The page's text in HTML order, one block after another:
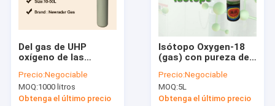
Gases raros
Gases electrónicos
Gases orgánicos
Gases isotópicos
Del gas de UHP
oxígeno de las
la especialidad O2 y
CF4 con el fabricante
de la mezcla de
Precio:Negociable
MOQ:1000 litros
Obtenga el último precio
Isótopo Oxygen-18
(gas) con pureza de
Precio:Negociable
MOQ:5L
Obtenga el último precio